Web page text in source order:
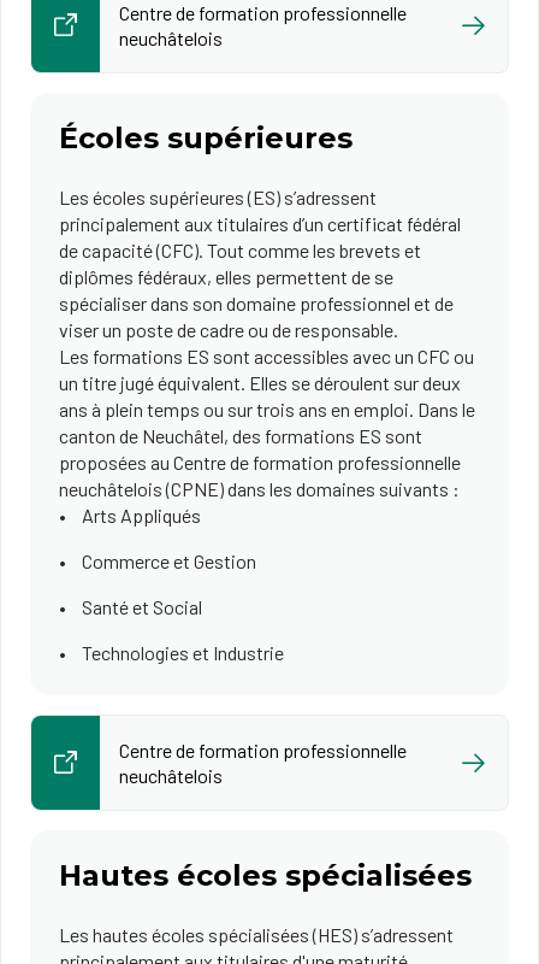
Centre de formation professionnelle
neuchâtelois
Écoles supérieures
Les écoles supérieures (ES) s’adressent
principalement aux titulaires d’un certificat fédéral
de capacité (CFC). Tout comme les brevets et
diplômes fédéraux, elles permettent de se
spécialiser dans son domaine professionnel et de
viser un poste de cadre ou de responsable.
Les formations ES sont accessibles avec un CFC ou
un titre jugé équivalent. Elles se déroulent sur deux
ans à plein temps ou sur trois ans en emploi. Dans le
canton de Neuchâtel, des formations ES sont
proposées au Centre de formation professionnelle
neuchâtelois (CPNE) dans les domaines suivants :
Arts Appliqués
Commerce et Gestion
Santé et Social
Technologies et Industrie
Centre de formation professionnelle
neuchâtelois
Hautes écoles spécialisées
Les hautes écoles spécialisées (HES) s’adressent